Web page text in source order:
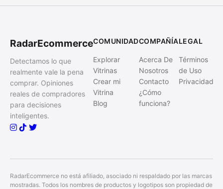
RadarEcommerce
Detectamos lo que
realmente vale la pena
comprar. Opiniones
reales de compradores
para decisiones
inteligentes.
COMUNIDAD
Explorar
Vitrinas
Crear mi
Vitrina
Blog
COMPAÑÍA
Acerca De
Nosotros
Contacto
¿Cómo
funciona?
LEGAL
Términos
de Uso
Privacidad
RadarEcommerce no está afiliado, asociado ni respaldado por las marcas
mostradas. Todos los nombres de productos y logotipos son propiedad de